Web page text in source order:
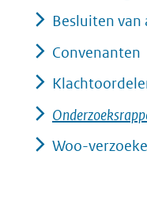
Besluiten
Convenanten
Woo-